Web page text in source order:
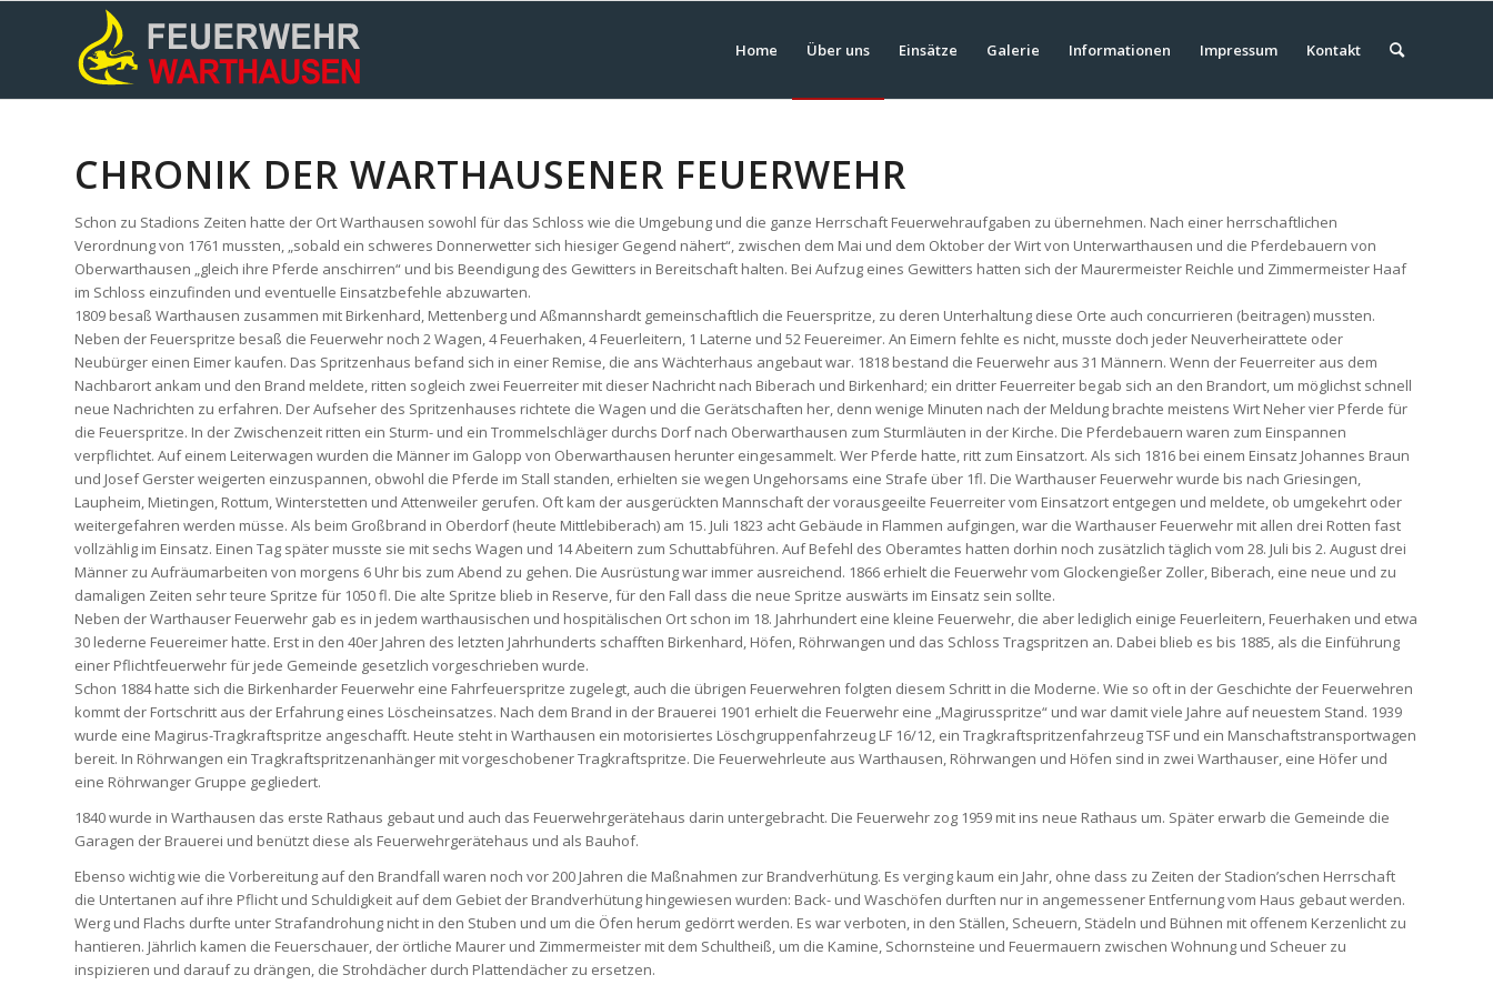
Home Über uns Einsätze Galerie Informationen Impressum Kontakt
CHRONIK DER WARTHAUSENER FEUERWEHR
Schon zu Stadions Zeiten hatte der Ort Warthausen sowohl für das Schloss wie die Umgebung und die ganze Herrschaft Feuerwehraufgaben zu übernehmen. Nach einer herrschaftlichen
Verordnung von 1761 mussten, „sobald ein schweres Donnerwetter sich hiesiger Gegend nähert“, zwischen dem Mai und dem Oktober der Wirt von Unterwarthausen und die Pferdebauern von
Oberwarthausen „gleich ihre Pferde anschirren“ und bis Beendigung des Gewitters in Bereitschaft halten. Bei Aufzug eines Gewitters hatten sich der Maurermeister Reichle und Zimmermeister Haaf
im Schloss einzufinden und eventuelle Einsatzbefehle abzuwarten.
1809 besaß Warthausen zusammen mit Birkenhard, Mettenberg und Aßmannshardt gemeinschaftlich die Feuerspritze, zu deren Unterhaltung diese Orte auch concurrieren (beitragen) mussten.
Neben der Feuerspritze besaß die Feuerwehr noch 2 Wagen, 4 Feuerhaken, 4 Feuerleitern, 1 Laterne und 52 Feuereimer. An Eimern fehlte es nicht, musste doch jeder Neuverheirattete oder
Neubürger einen Eimer kaufen. Das Spritzenhaus befand sich in einer Remise, die ans Wächterhaus angebaut war. 1818 bestand die Feuerwehr aus 31 Männern. Wenn der Feuerreiter aus dem
Nachbarort ankam und den Brand meldete, ritten sogleich zwei Feuerreiter mit dieser Nachricht nach Biberach und Birkenhard; ein dritter Feuerreiter begab sich an den Brandort, um möglichst schnell
neue Nachrichten zu erfahren. Der Aufseher des Spritzenhauses richtete die Wagen und die Gerätschaften her, denn wenige Minuten nach der Meldung brachte meistens Wirt Neher vier Pferde für
die Feuerspritze. In der Zwischenzeit ritten ein Sturm- und ein Trommelschläger durchs Dorf nach Oberwarthausen zum Sturmläuten in der Kirche. Die Pferdebauern waren zum Einspannen
verpflichtet. Auf einem Leiterwagen wurden die Männer im Galopp von Oberwarthausen herunter eingesammelt. Wer Pferde hatte, ritt zum Einsatzort. Als sich 1816 bei einem Einsatz Johannes Braun
und Josef Gerster weigerten einzuspannen, obwohl die Pferde im Stall standen, erhielten sie wegen Ungehorsams eine Strafe über 1fl. Die Warthauser Feuerwehr wurde bis nach Griesingen,
Laupheim, Mietingen, Rottum, Winterstetten und Attenweiler gerufen. Oft kam der ausgerückten Mannschaft der vorausgeeilte Feuerreiter vom Einsatzort entgegen und meldete, ob umgekehrt oder
weitergefahren werden müsse. Als beim Großbrand in Oberdorf (heute Mittlebiberach) am 15. Juli 1823 acht Gebäude in Flammen aufgingen, war die Warthauser Feuerwehr mit allen drei Rotten fast
vollzählig im Einsatz. Einen Tag später musste sie mit sechs Wagen und 14 Abeitern zum Schuttabführen. Auf Befehl des Oberamtes hatten dorhin noch zusätzlich täglich vom 28. Juli bis 2. August drei
Männer zu Aufräumarbeiten von morgens 6 Uhr bis zum Abend zu gehen. Die Ausrüstung war immer ausreichend. 1866 erhielt die Feuerwehr vom Glockengießer Zoller, Biberach, eine neue und zu
damaligen Zeiten sehr teure Spritze für 1050 fl. Die alte Spritze blieb in Reserve, für den Fall dass die neue Spritze auswärts im Einsatz sein sollte.
Neben der Warthauser Feuerwehr gab es in jedem warthausischen und hospitälischen Ort schon im 18. Jahrhundert eine kleine Feuerwehr, die aber lediglich einige Feuerleitern, Feuerhaken und etwa
30 lederne Feuereimer hatte. Erst in den 40er Jahren des letzten Jahrhunderts schafften Birkenhard, Höfen, Röhrwangen und das Schloss Tragspritzen an. Dabei blieb es bis 1885, als die Einführung
einer Pflichtfeuerwehr für jede Gemeinde gesetzlich vorgeschrieben wurde.
Schon 1884 hatte sich die Birkenharder Feuerwehr eine Fahrfeuerspritze zugelegt, auch die übrigen Feuerwehren folgten diesem Schritt in die Moderne. Wie so oft in der Geschichte der Feuerwehren
kommt der Fortschritt aus der Erfahrung eines Löscheinsatzes. Nach dem Brand in der Brauerei 1901 erhielt die Feuerwehr eine „Magirusspritze“ und war damit viele Jahre auf neuestem Stand. 1939
wurde eine Magirus-Tragkraftspritze angeschafft. Heute steht in Warthausen ein motorisiertes Löschgruppenfahrzeug LF 16/12, ein Tragkraftspritzenfahrzeug TSF und ein Manschaftstransportwagen
bereit. In Röhrwangen ein Tragkraftspritzenanhänger mit vorgeschobener Tragkraftspritze. Die Feuerwehrleute aus Warthausen, Röhrwangen und Höfen sind in zwei Warthauser, eine Höfer und
eine Röhrwanger Gruppe gegliedert.
1840 wurde in Warthausen das erste Rathaus gebaut und auch das Feuerwehrgerätehaus darin untergebracht. Die Feuerwehr zog 1959 mit ins neue Rathaus um. Später erwarb die Gemeinde die
Garagen der Brauerei und benützt diese als Feuerwehrgerätehaus und als Bauhof.
Ebenso wichtig wie die Vorbereitung auf den Brandfall waren noch vor 200 Jahren die Maßnahmen zur Brandverhütung. Es verging kaum ein Jahr, ohne dass zu Zeiten der Stadion’schen Herrschaft
die Untertanen auf ihre Pflicht und Schuldigkeit auf dem Gebiet der Brandverhütung hingewiesen wurden: Back- und Waschöfen durften nur in angemessener Entfernung vom Haus gebaut werden.
Werg und Flachs durfte unter Strafandrohung nicht in den Stuben und um die Öfen herum gedörrt werden. Es war verboten, in den Ställen, Scheuern, Städeln und Bühnen mit offenem Kerzenlicht zu
hantieren. Jährlich kamen die Feuerschauer, der örtliche Maurer und Zimmermeister mit dem Schultheiß, um die Kamine, Schornsteine und Feuermauern zwischen Wohnung und Scheuer zu
inspizieren und darauf zu drängen, die Strohdächer durch Plattendächer zu ersetzen.